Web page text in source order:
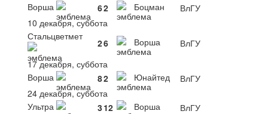
Ворша
62 Боцман
ВлГУ
10 декабря, суббота
Стальцветмет
26 Ворша
ВлГУ
17 декабря, суббота
Ворша
82 Юнайтед
ВлГУ
24 декабря, суббота
Ультра
312 Ворша
ВлГУ